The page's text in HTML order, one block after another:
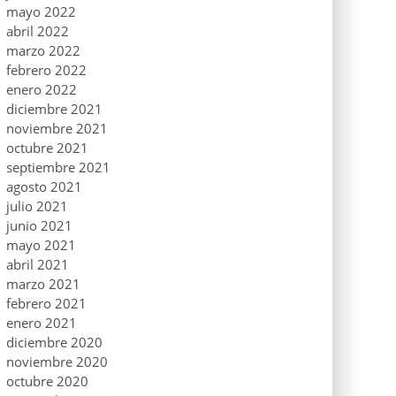
mayo 2022
abril 2022
marzo 2022
febrero 2022
enero 2022
diciembre 2021
noviembre 2021
octubre 2021
septiembre 2021
agosto 2021
julio 2021
junio 2021
mayo 2021
abril 2021
marzo 2021
febrero 2021
enero 2021
diciembre 2020
noviembre 2020
octubre 2020